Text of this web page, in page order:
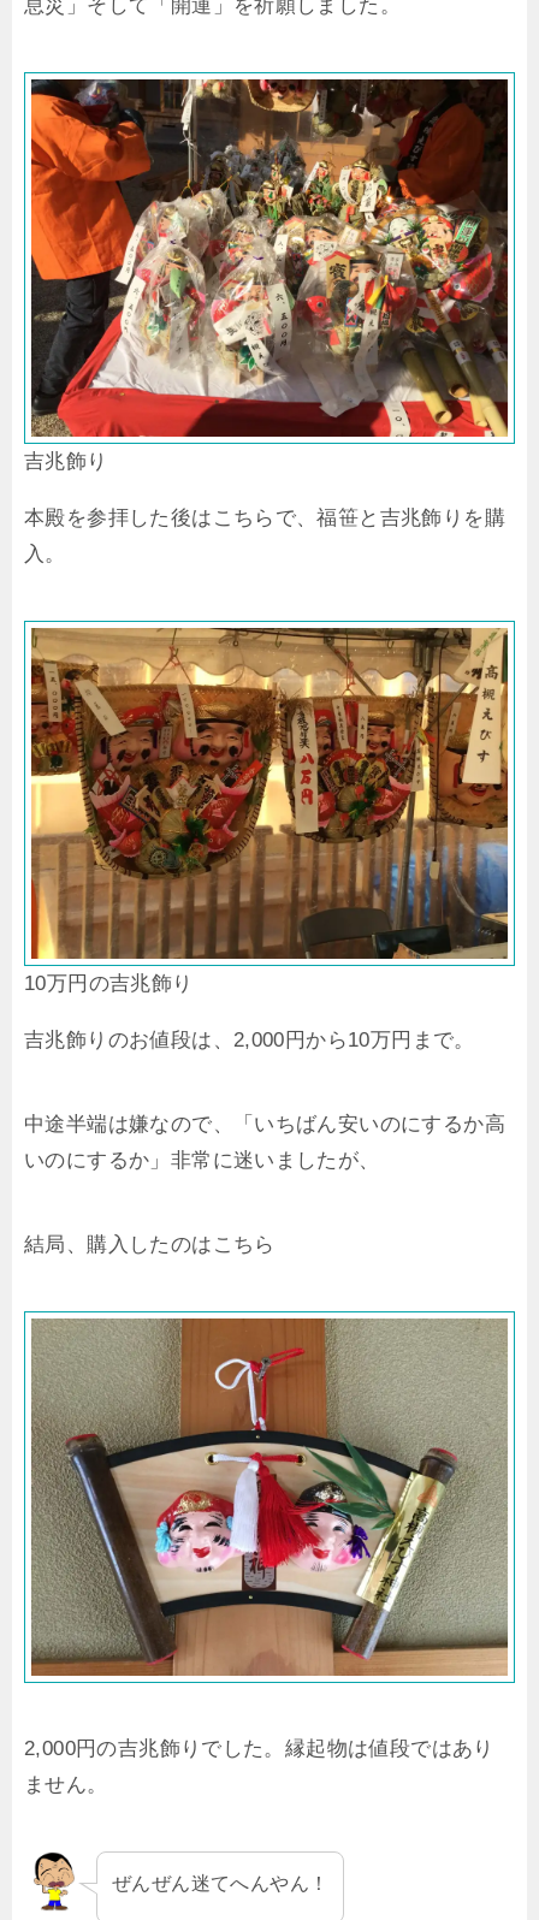
息災」そして「開運」を祈願しました。
吉兆飾り
本殿を参拝した後はこちらで、福笹と吉兆飾りを購
入。
10万円の吉兆飾り
吉兆飾りのお値段は、2,000円から10万円まで。
中途半端は嫌なので、「いちばん安いのにするか高
いのにするか」非常に迷いましたが、
結局、購入したのはこちら
2,000円の吉兆飾りでした。縁起物は値段ではあり
ません。
ぜんぜん迷てへんやん！